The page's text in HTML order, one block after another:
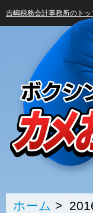
吉嶋税務会計事務所のトッ
ホーム >